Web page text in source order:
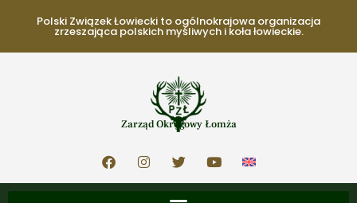
Polski Związek Łowiecki to ogólnokrajowa organizacja
zrzeszająca polskich myśliwych i koła łowieckie.
Zarząd Okręgowy Łomża